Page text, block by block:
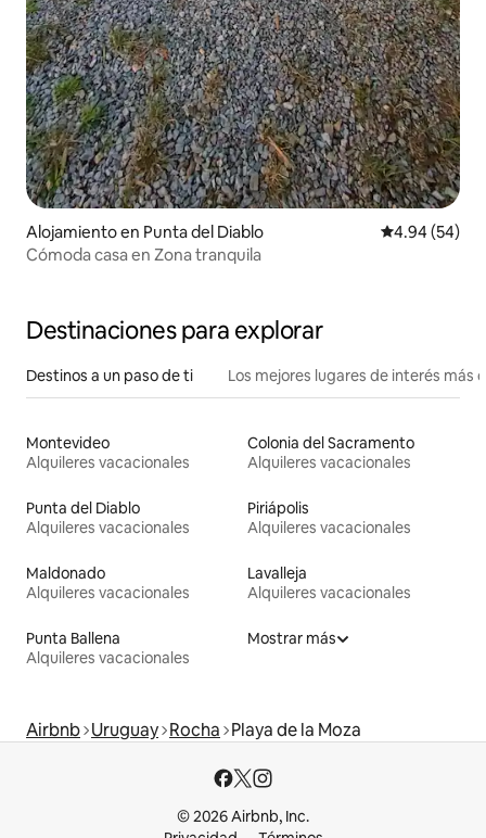
Alojamiento en Punta del Diablo Calificación
4.94 (54)
Cómoda casa en Zona tranquila
Destinaciones para explorar
Destinos a un paso de ti Los mejores lugares de interés más
Montevideo
Alquileres vacacionales
Colonia del Sacramento
Alquileres vacacionales
Punta del Diablo
Alquileres vacacionales
Piriápolis
Alquileres vacacionales
Maldonado
Alquileres vacacionales
Lavalleja
Alquileres vacacionales
Punta Ballena
Alquileres vacacionales
Mostrar más
Airbnb Uruguay Rocha Playa de la Moza
© 2026 Airbnb, Inc.